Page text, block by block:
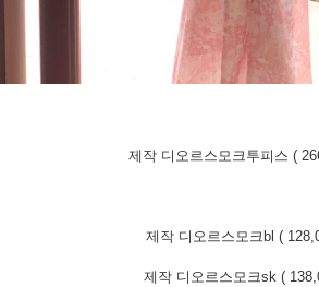
제작 디오르스모크투피스 (
제작 디오르스모크bl (
제작 디오르스모크sk (